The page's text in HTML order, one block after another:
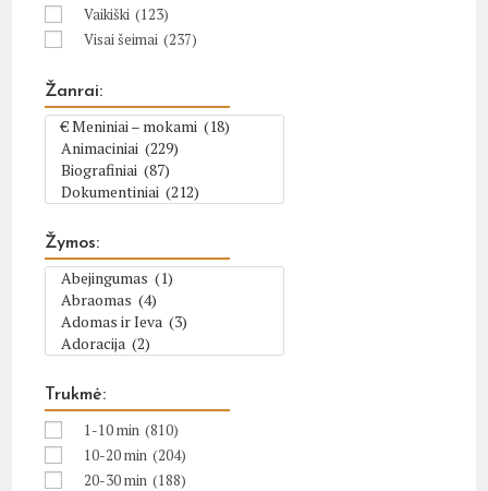
Vaikiški (123)
Visai šeimai (237)
Žanrai:
Žymos:
Trukmė:
1-10 min (810)
10-20 min (204)
20-30 min (188)